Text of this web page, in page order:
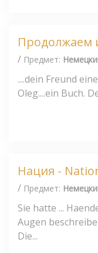
Продолжаем
/ Предмет:
....dein Freund
Oleg....ein Buch.
Нация -
/ Предмет:
Sie hatte ...
Augen
Die...